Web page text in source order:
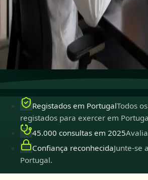
experientes online.
Registados em Portugal
exercer em Portugal.
Consultas segurasPrivadas,
Registados em PortugalTodos
registados para exercer em
45.000 consultas em 2025
Confiança reconhecidaJunte-se
Portugal.